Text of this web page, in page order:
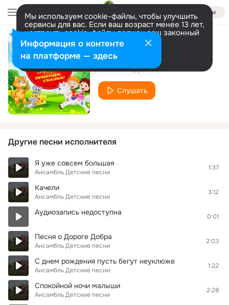
Войти
Мы используем cookie-файлы, чтобы улучшить
сервисы для вас. Если ваш возраст менее 13 лет,
настроить cookie-файлы должен ваш законный
представитель. Больше информации
Разрешить все Настроить
Улыбка
Ансамбль Детские песни
Слушать
Другие песни исполнителя
Я уже совсем большая
Ансамбль Детские песни
1:37
Качели
Ансамбль Детские песни
3:12
Аудиозапись недоступна 0:01
Песня о Дороге Добра
Ансамбль Детские песни
2:03
С днем рождения пусть бегут неуклюже
Ансамбль Детские песни
1:22
Спокойной ночи малыши
Ансамбль Детские песни
2:28
Информация о контенте
на платформе — здесь